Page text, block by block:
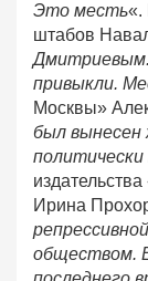
Это месть«.
штабов
Дмитриевым.
привыкли.
Москвы»
был вынесен
Ирина
обществом.